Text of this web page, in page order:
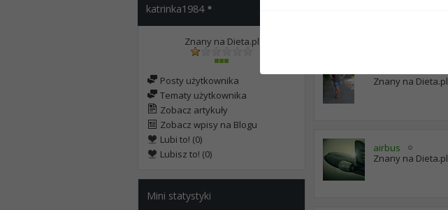
katrinka1984
Znany na Dieta.pl
Posty użytkownika
Tematy użytkownika
Zobacz artykuły
Zobacz wpisy na Blogu
Lubi to! (0)
Lubisz to! (0)
Mini statystyki
Znany na Dieta.pl
airbus
Znany na Dieta.pl